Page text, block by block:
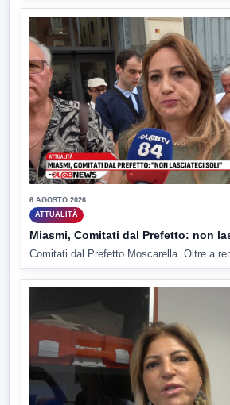
6 AGOSTO 2026
ATTUALITÀ
Miasmi, Comitati dal Prefetto: non
Comitati dal Prefetto Moscarella. Oltre a